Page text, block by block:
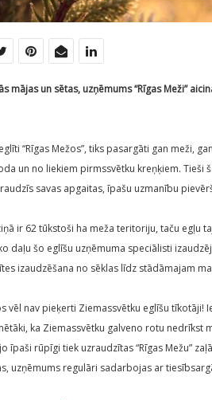
s mājas un sētas, uzņēmums “Rīgas Meži”
“Rīgas Mežos”, tiks pasargāti gan meži,
un no liekiem pirmssvētku kreņķiem. Tieši
savas apgaitas, īpašu uzmanību
ir 62 tūkstoši ha meža teritoriju, taču egļu
daļu šo eglīšu uzņēmuma speciālisti
izaudzēšana no sēklas līdz stādāmajam
vēl nav pieķerti Ziemassvētku eglīšu tīkotāji!
ka Ziemassvētku galveno rotu nedrīkst
īpaši rūpīgi tiek uzraudzītas “Rīgas Mežu”
uzņēmums regulāri sadarbojas ar